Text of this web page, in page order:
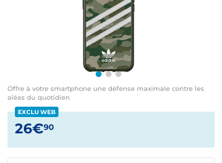
Offre à votre smartphone une défense maximale contre les
aléas du quotidien
EXCLU WEB
26€90